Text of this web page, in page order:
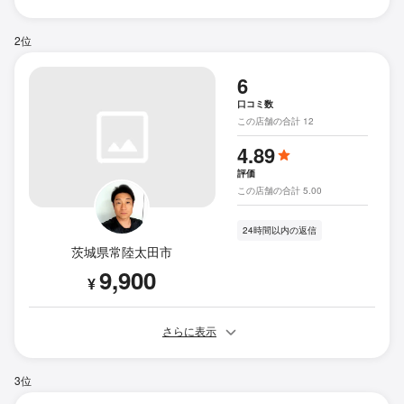
2位
茨城県常陸太田市
¥9,900
6
口コミ数
この店舗の合計 12
4.89
評価
この店舗の合計 5.00
24時間以内の返信
さらに表示
3位